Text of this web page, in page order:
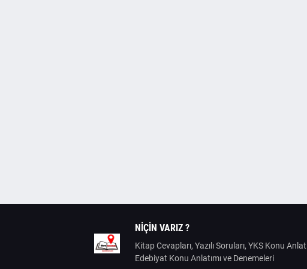
NIÇIN VARIZ ?
Kitap Cevapları, Yazılı Soruları, YKS Konu
Edebiyat Konu Anlatımı ve Denemeleri